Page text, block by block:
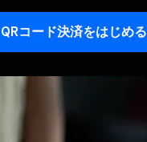
QRコード決済を​はじめる